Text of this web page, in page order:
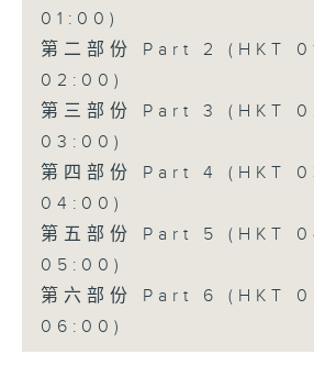
01:00)
第二部份 Part 2 (HKT
02:00)
第三部份 Part 3 (HKT
03:00)
第四部份 Part 4 (HKT
04:00)
第五部份 Part 5 (HKT
05:00)
第六部份 Part 6 (HKT
06:00)